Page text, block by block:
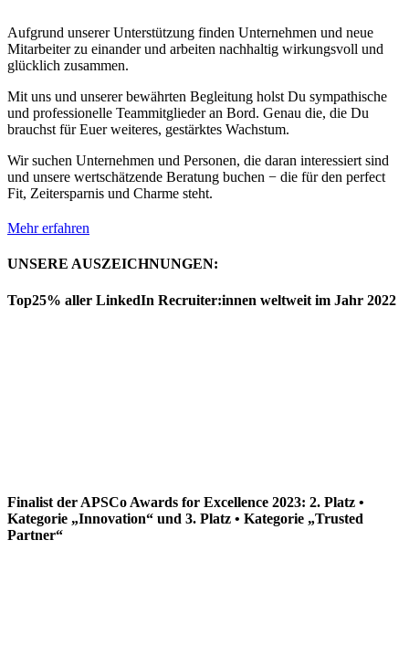
Aufgrund unserer Unterstützung finden Unternehmen und neue
Mitarbeiter zu einander und arbeiten nachhaltig wirkungsvoll und
glücklich zusammen.
Mit uns und unserer bewährten Begleitung holst Du sympathische
und professionelle Teammitglieder an Bord. Genau die, die Du
brauchst für Euer weiteres, gestärktes Wachstum.
Wir suchen Unternehmen und Personen, die daran interessiert sind
und unsere wertschätzende Beratung buchen − die für den perfect
Fit, Zeitersparnis und Charme steht.
Mehr erfahren
UNSERE AUSZEICHNUNGEN:
Top25% aller LinkedIn Recruiter:innen weltweit im Jahr 2022
Finalist der APSCo Awards for Excellence 2023: 2. Platz •
Kategorie „Innovation“ und 3. Platz • Kategorie „Trusted
Partner“